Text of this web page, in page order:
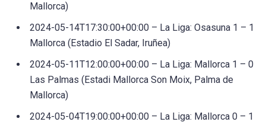
Mallorca)
2024-05-14T17:30:00+00:00 – La Liga: Osasuna 1 – 1
Mallorca (Estadio El Sadar, Iruñea)
2024-05-11T12:00:00+00:00 – La Liga: Mallorca 1 – 0
Las Palmas (Estadi Mallorca Son Moix, Palma de
Mallorca)
2024-05-04T19:00:00+00:00 – La Liga: Mallorca 0 – 1